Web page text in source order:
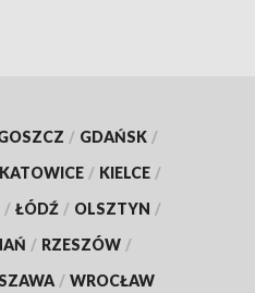
/ GDAŃSK /
KATOWICE / KIELCE /
/ ŁÓDŹ / OLSZTYN /
/ RZESZÓW /
/ WROCŁAW